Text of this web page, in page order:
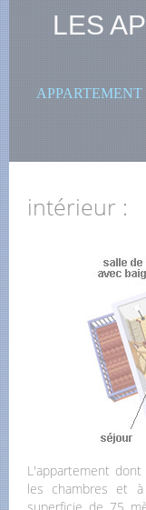
LES
APPARTEMENT
intérieur :
L'appartement
les chambres et